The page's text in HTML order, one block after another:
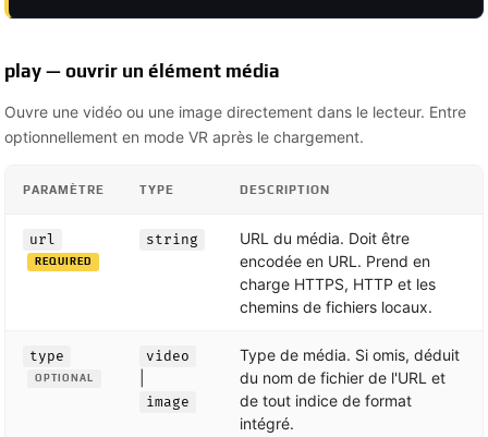
play — ouvrir un élément média
Ouvre une vidéo ou une image directement dans le lecteur. Entre
optionnellement en mode VR après le chargement.
PARAMÈTRE TYPE DESCRIPTION
url
REQUIRED
string
URL du média. Doit être
encodée en URL. Prend en
charge HTTPS, HTTP et les
chemins de fichiers locaux.
type
OPTIONAL
video
image
Type de média. Si omis, déduit
du nom de fichier de l'URL et
de tout indice de format
intégré.